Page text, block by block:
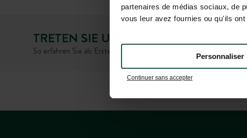
partenaires de médias sociaux, de
vous leur avez fournies ou qu'ils
Continuer sans accepter
Personnaliser
TRETEN SIE UNSERER
So erfahren Sie als Erster von den Neuigkeiten und